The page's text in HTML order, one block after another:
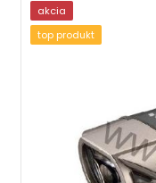
akcia
top produkt